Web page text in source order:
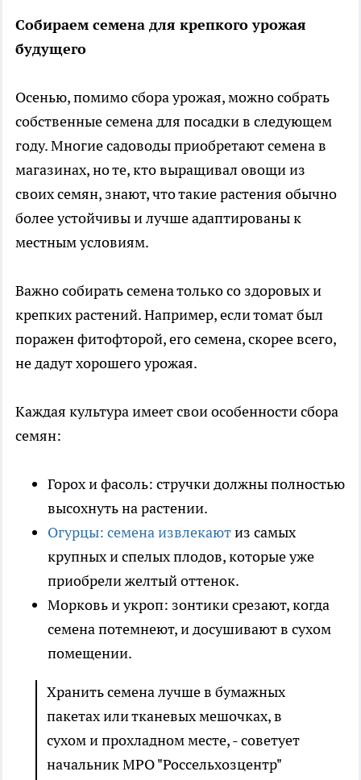
Собираем семена для крепкого урожая
будущего
Осенью, помимо сбора урожая, можно собрать
собственные семена для посадки в следующем
году. Многие садоводы приобретают семена в
магазинах, но те, кто выращивал овощи из
своих семян, знают, что такие растения обычно
более устойчивы и лучше адаптированы к
местным условиям.
Важно собирать семена только со здоровых и
крепких растений. Например, если томат был
поражен фитофторой, его семена, скорее всего,
не дадут хорошего урожая.
Каждая культура имеет свои особенности сбора
семян:
Горох и фасоль: стручки должны полностью
высохнуть на растении.
Огурцы: семена извлекаютиз самых
крупных и спелых плодов, которые уже
приобрели желтый оттенок.
Морковь и укроп: зонтики срезают, когда
семена потемнеют, и досушивают в сухом
помещении.
Хранить семена лучше в бумажных
пакетах или тканевых мешочках, в
сухом и прохладном месте, - советует
начальник МРО "Россельхозцентр"